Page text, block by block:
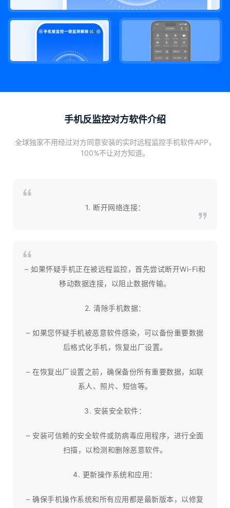
手机反监控对方软件介绍
全球独家不用经过对方同意安装的实时远程监控手机软件APP，
100%不让对方知道。
1. 断开网络连接：
– 如果怀疑手机正在被远程监控，首先尝试断开Wi-Fi和
移动数据连接，以阻止数据传输。
2. 清除手机数据：
– 如果您怀疑手机被恶意软件感染，可以备份重要数据
后格式化手机，恢复出厂设置。
– 在恢复出厂设置之前，确保备份所有重要数据，如联
系人、照片、短信等。
3. 安装安全软件：
– 安装可信赖的安全软件或防病毒应用程序，进行全面
扫描，以检测和删除恶意软件。
4. 更新操作系统和应用：
– 确保手机操作系统和所有应用都是最新版本，以修复